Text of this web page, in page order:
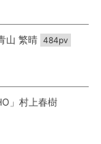
山 繁晴 484pv
」村上春樹